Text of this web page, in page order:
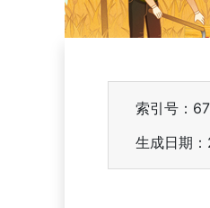
索引号：
生成日期